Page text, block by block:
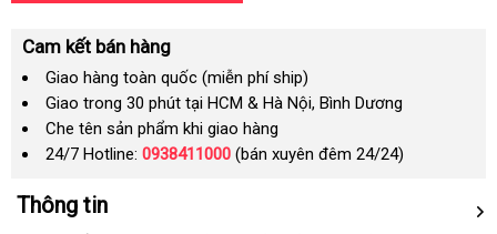
Cam kết bán hàng
Giao hàng toàn quốc (miễn phí ship)
Giao trong 30 phút tại HCM & Hà Nội, Bình Dương
Che tên sản phẩm khi giao hàng
24/7 Hotline: 0938411000 (bán xuyên đêm 24/24)
Thông tin